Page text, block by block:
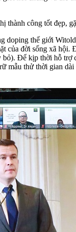
công tốt đẹp,
doping thế giới
đời sống xã
Để kịp thời hỗ
thử thời gian